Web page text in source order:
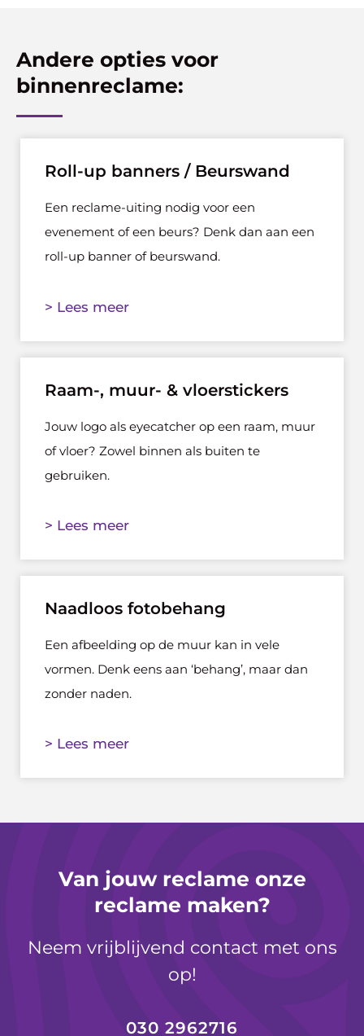
Andere opties voor
binnenreclame:
Roll-up banners / Beurswand
Een reclame-uiting nodig voor een
evenement of een beurs? Denk dan aan een
roll-up banner of beurswand.
> Lees meer
Raam-, muur- & vloerstickers
Jouw logo als eyecatcher op een raam, muur
of vloer? Zowel binnen als buiten te
gebruiken.
> Lees meer
Naadloos fotobehang
Een afbeelding op de muur kan in vele
vormen. Denk eens aan ‘behang’, maar dan
zonder naden.
> Lees meer
Van jouw reclame onze
reclame maken?
Neem vrijblijvend contact met ons
op!
030 2962716